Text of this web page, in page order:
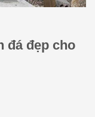
đá đẹp cho